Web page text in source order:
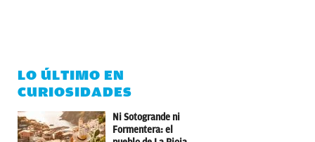
LO ÚLTIMO EN
CURIOSIDADES
Ni Sotogrande ni
Formentera: el